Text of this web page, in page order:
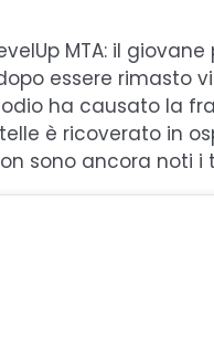
MTA: il
essere rimasto
ha causato la
è ricoverato in
sono ancora noti i